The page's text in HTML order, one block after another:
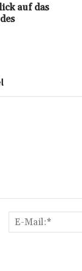
auf das
Name:*